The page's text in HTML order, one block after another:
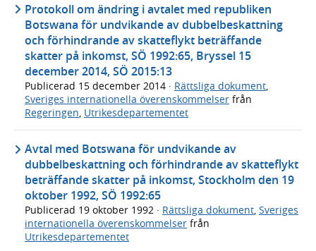
Protokoll om ändring i avtalet med republiken
Botswana för undvikande av dubbelbeskattning
och förhindrande av skatteflykt beträffande
skatter på inkomst, SÖ 1992:65, Bryssel 15
december 2014, SÖ 2015:13
Publicerad 15 december 2014 · Rättsliga dokument
Sveriges internationella överenskommelser från
Regeringen Utrikesdepartementet
Avtal med Botswana för undvikande av
dubbelbeskattning och förhindrande av skatteflykt
beträffande skatter på inkomst, Stockholm den 19
oktober 1992, SÖ 1992:65
Publicerad 19 oktober 1992 · Rättsliga dokument, Sveriges
internationella överenskommelser från
Utrikesdepartementet